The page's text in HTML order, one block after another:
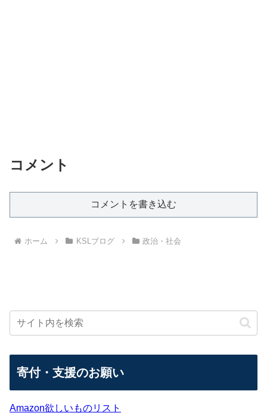
コメント
コメントを書き込む
ホーム KSLブログ 政治・社会
寄付・支援のお願い
Amazon欲しいものリスト